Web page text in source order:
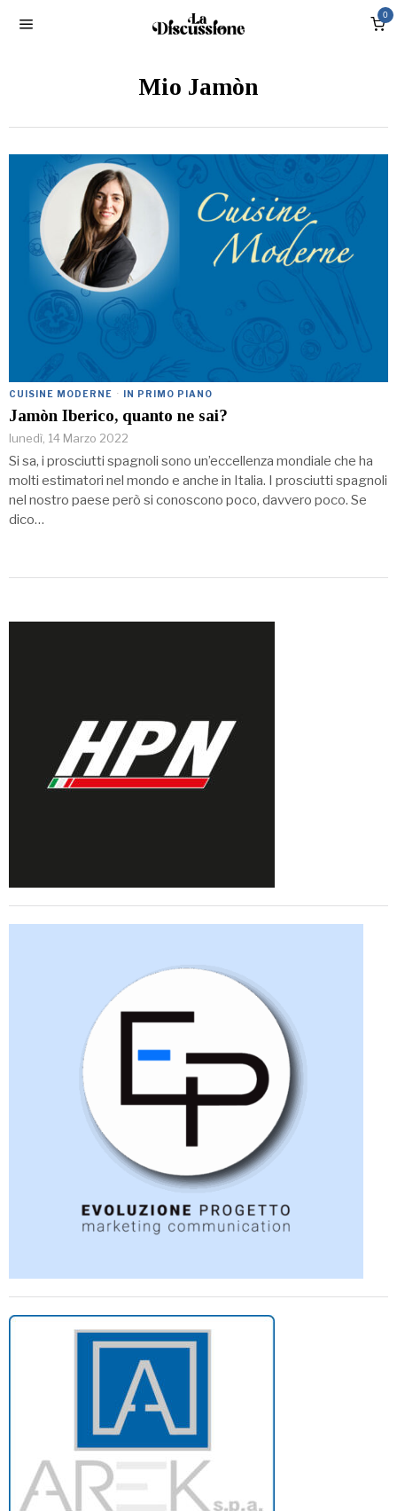
0
Mio Jamòn
CUISINE MODERNE · IN PRIMO PIANO
Jamòn Iberico, quanto ne sai?
lunedì, 14 Marzo 2022
Si sa, i prosciutti spagnoli sono un’eccellenza mondiale che ha
molti estimatori nel mondo e anche in Italia. I prosciutti spagnoli
nel nostro paese però si conoscono poco, davvero poco. Se
dico…